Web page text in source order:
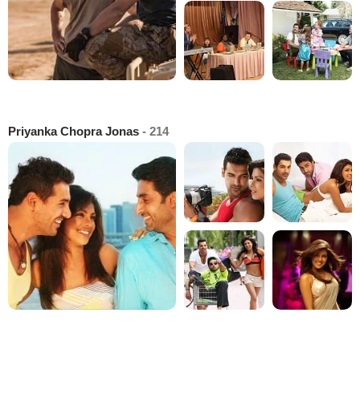
Priyanka Chopra Jonas - 214